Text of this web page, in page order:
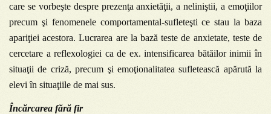
care se vorbeşte despre prezenţa anxietăţii, a neliniştii, a emoţiilor
precum şi fenomenele comportamental-sufleteşti ce stau la baza
apariţiei acestora. Lucrarea are la bază teste de anxietate, teste de
cercetare a reflexologiei ca de ex. intensificarea bătăilor inimii în
situaţii de criză, precum şi emoţionalitatea sufletească apărută la
elevi în situaţiile de mai sus.
Încărcarea fără fir